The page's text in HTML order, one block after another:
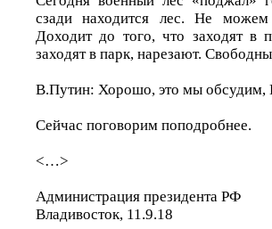
сзади находится лес. Не
Доходит до того, что заходят в
заходят в парк, нарезают.
В.Путин: Хорошо, это мы обсудим,
Сейчас поговорим поподробнее.
<…>
Администрация президента РФ
Владивосток, 11.9.18